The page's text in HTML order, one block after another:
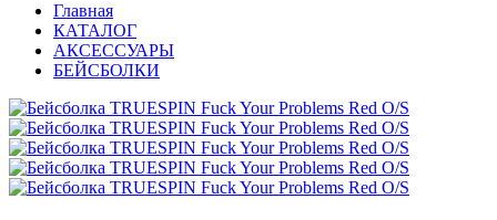
Главная
КАТАЛОГ
АКСЕССУАРЫ
БЕЙСБОЛКИ